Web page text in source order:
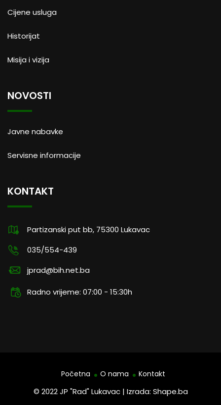
Cijene usluga
Historijat
Misija i vizija
NOVOSTI
Javne nabavke
Servisne informacije
KONTAKT
Partizanski put bb, 75300 Lukavac
035/554-439
jprad@bih.net.ba
Radno vrijeme: 07:00 - 15:30h
© 2022 JP "Rad" Lukavac | Izrada: Shape.ba
Početna O nama Kontakt